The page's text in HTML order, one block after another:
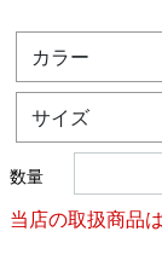
数量
当店の取扱商品